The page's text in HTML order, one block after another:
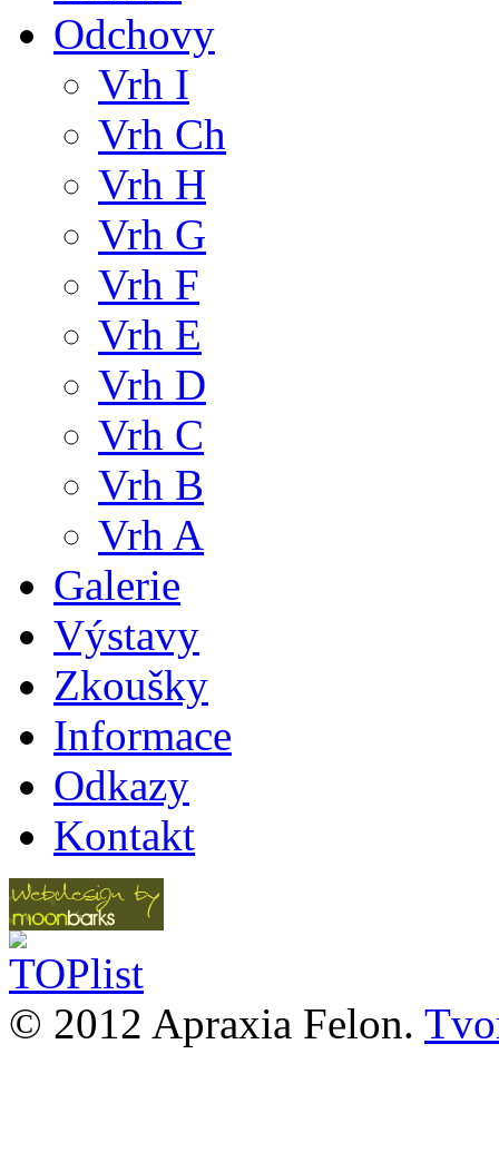
Odchovy
Vrh I
Vrh Ch
Vrh H
Vrh G
Vrh F
Vrh E
Vrh D
Vrh C
Vrh B
Vrh A
Galerie
Výstavy
Zkoušky
Informace
Odkazy
Kontakt
© 2012 Apraxia Felon.